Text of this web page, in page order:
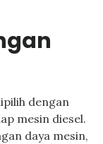
dengan
mesin diesel.
daya mesin,